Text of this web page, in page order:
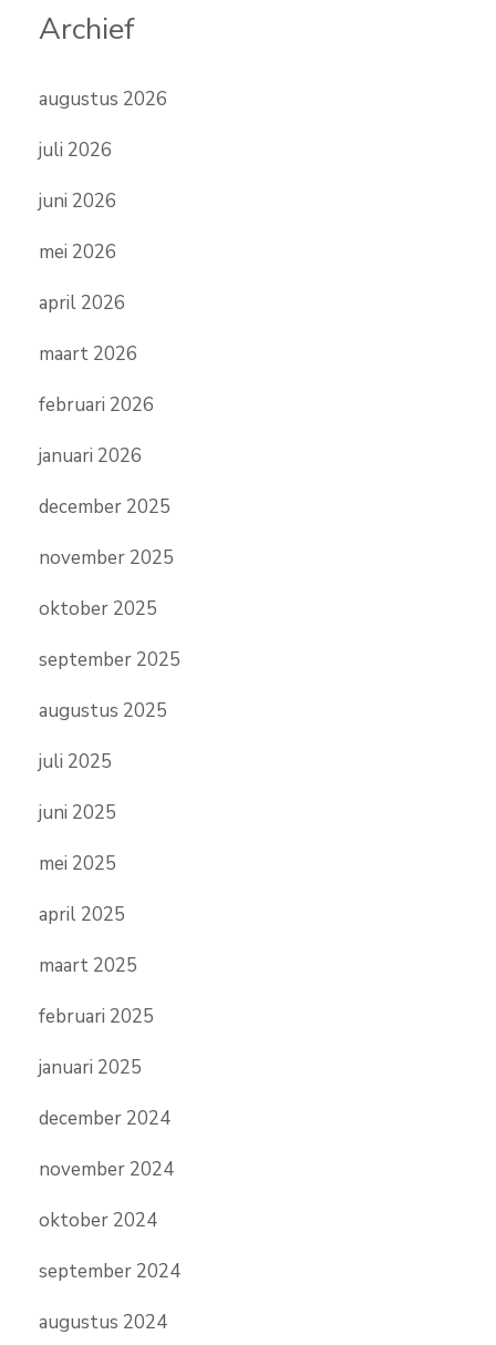
Archief
augustus 2026
juli 2026
juni 2026
mei 2026
april 2026
maart 2026
februari 2026
januari 2026
december 2025
november 2025
oktober 2025
september 2025
augustus 2025
juli 2025
juni 2025
mei 2025
april 2025
maart 2025
februari 2025
januari 2025
december 2024
november 2024
oktober 2024
september 2024
augustus 2024